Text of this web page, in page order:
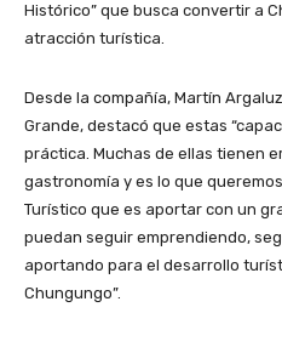
Histórico” que busca convertir a
atracción turística.
Desde la compañía, Martín
Grande, destacó que estas
práctica. Muchas de ellas tienen
gastronomía y es lo que
Turístico que es aportar con un
puedan seguir emprendiendo,
aportando para el desarrollo
Chungungo”.